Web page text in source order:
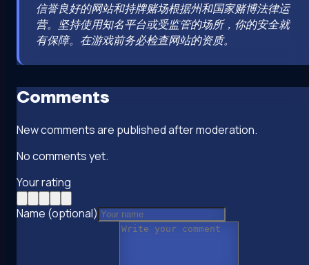
信誉良好的网站和持牌赌场根据州和国家赌博法律运
营。坚持使用知名平台或受监管的场所，你的安全就
有保障。在游戏前务必检查网站的资质。
Comments
New comments are published after moderation.
No comments yet.
Your rating
Name (optional)